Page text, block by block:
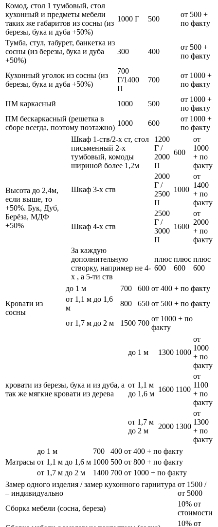
Комод, стол 1 тумбовый, стол
кухонный и предметы мебели
таких же габаритов из сосны (из
березы, бука и дуба +50%)
1000 Г 500
от 500 +
по факту
Тумба, стул, табурет, банкетка из
сосны (из березы, бука и дуба
+50%)
300 400
от 500 +
по факту
Кухонный уголок из сосны (из
березы, бука и дуба +50%)
700
Г/1400
П
700
от 1000 +
по факту
ПМ каркасный 1000 500
от 1000 +
по факту
ПМ бескаркасный (решетка в
сборе всегда, поэтому поэтажно)
1000 600
от 1000 +
по факту
Высота до 2,4м,
если выше, то
+50%. Бук, Дуб,
Берёза, МДФ
+50%
Шкаф 1-ств/2-х ст, стол
письменный 2-х
тумбовый, комоды
шириной более 1,2м
1200
Г /
2000
П
600
от
1000
+ по
факту
Шкаф 3-х ств
2000
Г /
2500
П
1000
от
1400
+ по
факту
Шкаф 4-х ств
2500
Г /
3000
П
1600
от
2000
+ по
факту
За каждую
дополнительную
створку, например не 4-
х , а 5-ти ств
плюс
600
плюс
600
плюс
600
Кровати из
сосны
до 1 м 700 600 от 400 + по факту
от 1,1 м до 1,6
м
800 650 от 500 + по факту
от 1,7 м до 2 м 1500 700
от 1000 + по
факту
кровати из березы, бука и из дуба, а
так же мягкие кровати из дерева
до 1 м 1300 1000
от
1000
+ по
факту
от 1,1 м
до 1,6 м
1600 1100
от
1100
+ по
факту
от 1,7 м
до 2 м
2000 1300
от
1300
+ по
факту
Матрасы
до 1 м 700 400 от 400 + по факту
от 1,1 м до 1,6 м 1000 500 от 800 + по факту
от 1,7 м до 2 м
1400 700 от 1000 + по факту
Замер одного изделия / замер кухонного гарнитура
– индивидуально
от 1500 /
от 5000
Сборка мебели (сосна, береза)
10% от
стоимости
10% от